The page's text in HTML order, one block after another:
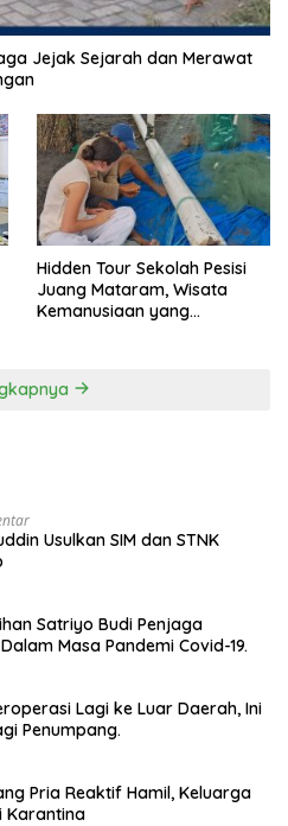
Jejak Sejarah dan Merawat
Hidden Tour Sekolah Pesisi
Juang Mataram, Wisata
Kemanusiaan yang
Usulkan SIM dan STNK
Satriyo Budi Penjaga
Masa Pandemi Covid-19.
Lagi ke Luar Daerah, Ini
Penumpang.
Pria Reaktif Hamil, Keluarga
Karantina